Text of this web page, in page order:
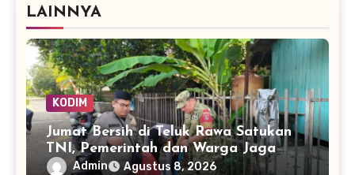
LAINNYA
KODIM
Jumat Bersih di Teluk Rawa Satukan
TNI, Pemerintah dan Warga Jaga
Lingkungan
Admin Agustus 8, 2026